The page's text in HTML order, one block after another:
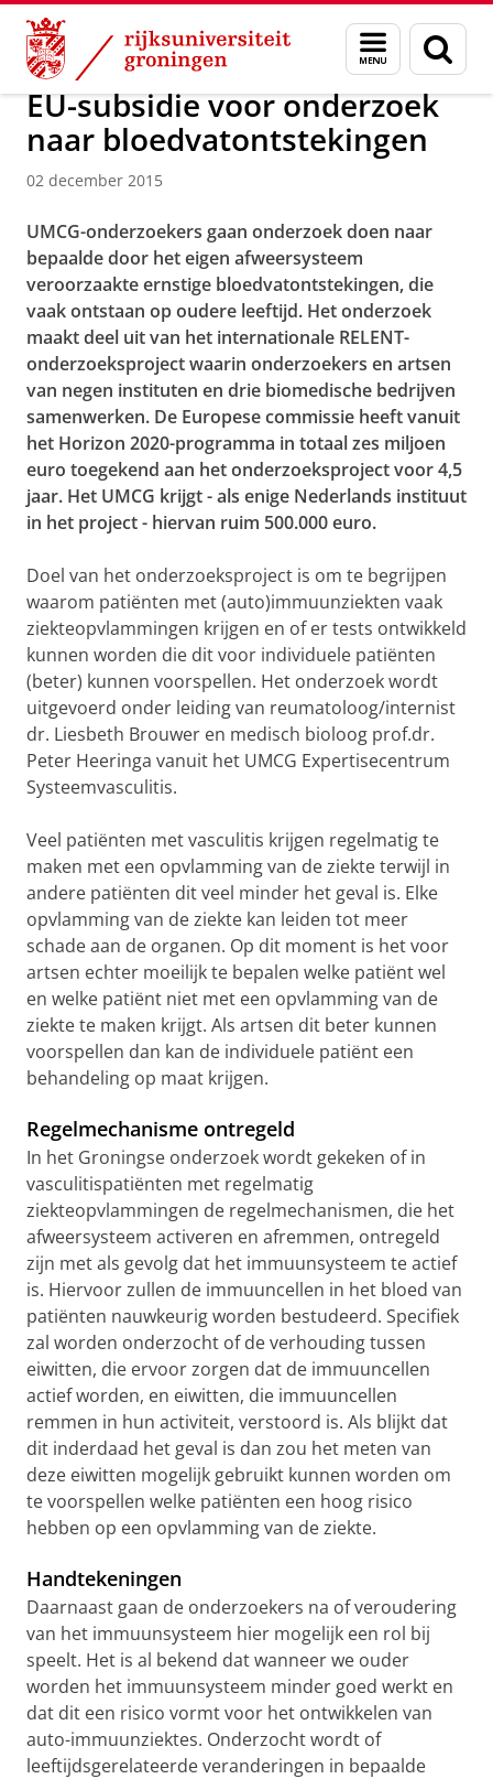
Skip
Content
Skip
Navigation
Menu
en
zoeken
Over ons Actueel Nieuws Nieuwsberichten
EU-subsidie voor onderzoek
naar bloedvatontstekingen
02 december 2015
UMCG-onderzoekers gaan onderzoek doen naar
bepaalde door het eigen afweersysteem
veroorzaakte ernstige bloedvatontstekingen, die
vaak ontstaan op oudere leeftijd. Het onderzoek
maakt deel uit van het internationale RELENT-
onderzoeksproject waarin onderzoekers en artsen
van negen instituten en drie biomedische bedrijven
samenwerken. De Europese commissie heeft vanuit
het Horizon 2020-programma in totaal zes miljoen
euro toegekend aan het onderzoeksproject voor 4,5
jaar. Het UMCG krijgt - als enige Nederlands instituut
in het project - hiervan ruim 500.000 euro.
Doel van het onderzoeksproject is om te begrijpen
waarom patiënten met (auto)immuunziekten vaak
ziekteopvlammingen krijgen en of er tests ontwikkeld
kunnen worden die dit voor individuele patiënten
(beter) kunnen voorspellen. Het onderzoek wordt
uitgevoerd onder leiding van reumatoloog/internist
dr. Liesbeth Brouwer en medisch bioloog prof.dr.
Peter Heeringa vanuit het UMCG Expertisecentrum
Systeemvasculitis.
Veel patiënten met vasculitis krijgen regelmatig te
maken met een opvlamming van de ziekte terwijl in
andere patiënten dit veel minder het geval is. Elke
opvlamming van de ziekte kan leiden tot meer
schade aan de organen. Op dit moment is het voor
artsen echter moeilijk te bepalen welke patiënt wel
en welke patiënt niet met een opvlamming van de
ziekte te maken krijgt. Als artsen dit beter kunnen
voorspellen dan kan de individuele patiënt een
behandeling op maat krijgen.
Regelmechanisme ontregeld
In het Groningse onderzoek wordt gekeken of in
vasculitispatiënten met regelmatig
ziekteopvlammingen de regelmechanismen, die het
afweersysteem activeren en afremmen, ontregeld
zijn met als gevolg dat het immuunsysteem te actief
is. Hiervoor zullen de immuuncellen in het bloed van
patiënten nauwkeurig worden bestudeerd. Specifiek
zal worden onderzocht of de verhouding tussen
eiwitten, die ervoor zorgen dat de immuuncellen
actief worden, en eiwitten, die immuuncellen
remmen in hun activiteit, verstoord is. Als blijkt dat
dit inderdaad het geval is dan zou het meten van
deze eiwitten mogelijk gebruikt kunnen worden om
te voorspellen welke patiënten een hoog risico
hebben op een opvlamming van de ziekte.
Handtekeningen
Daarnaast gaan de onderzoekers na of veroudering
van het immuunsysteem hier mogelijk een rol bij
speelt. Het is al bekend dat wanneer we ouder
worden het immuunsysteem minder goed werkt en
dat dit een risico vormt voor het ontwikkelen van
auto-immuunziektes. Onderzocht wordt of
leeftijdsgerelateerde veranderingen in bepaalde